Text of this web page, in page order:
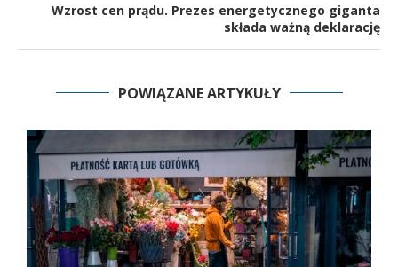
Wzrost cen prądu. Prezes energetycznego giganta
składa ważną deklarację
POWIĄZANE ARTYKUŁY